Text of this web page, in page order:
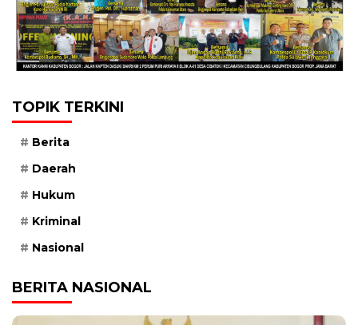
TOPIK TERKINI
Berita
Daerah
Hukum
Kriminal
Nasional
BERITA NASIONAL